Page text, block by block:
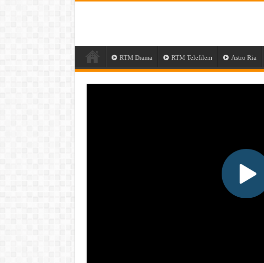
RTM Drama RTM Telefilem Astro Ria